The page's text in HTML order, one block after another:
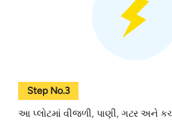
Step No.3
આ પ્લોટમાં વીજળી, પાણી, ગટર અને